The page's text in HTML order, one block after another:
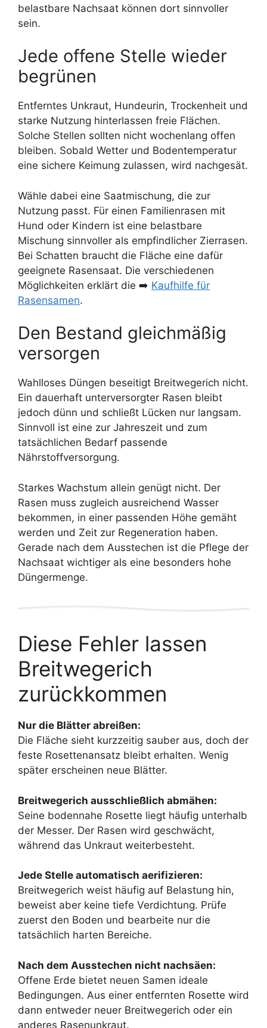
belastbare Nachsaat können dort sinnvoller
sein.
Jede offene Stelle wieder
begrünen
Entferntes Unkraut, Hundeurin, Trockenheit und
starke Nutzung hinterlassen freie Flächen.
Solche Stellen sollten nicht wochenlang offen
bleiben. Sobald Wetter und Bodentemperatur
eine sichere Keimung zulassen, wird nachgesät.
Wähle dabei eine Saatmischung, die zur
Nutzung passt. Für einen Familienrasen mit
Hund oder Kindern ist eine belastbare
Mischung sinnvoller als empfindlicher Zierrasen.
Bei Schatten braucht die Fläche eine dafür
geeignete Rasensaat. Die verschiedenen
Möglichkeiten erklärt die ➡️ Kaufhilfe für
Rasensamen.
Den Bestand gleichmäßig
versorgen
Wahlloses Düngen beseitigt Breitwegerich nicht.
Ein dauerhaft unterversorgter Rasen bleibt
jedoch dünn und schließt Lücken nur langsam.
Sinnvoll ist eine zur Jahreszeit und zum
tatsächlichen Bedarf passende
Nährstoffversorgung.
Starkes Wachstum allein genügt nicht. Der
Rasen muss zugleich ausreichend Wasser
bekommen, in einer passenden Höhe gemäht
werden und Zeit zur Regeneration haben.
Gerade nach dem Ausstechen ist die Pflege der
Nachsaat wichtiger als eine besonders hohe
Düngermenge.
Diese Fehler lassen
Breitwegerich
zurückkommen
Nur die Blätter abreißen:
Die Fläche sieht kurzzeitig sauber aus, doch der
feste Rosettenansatz bleibt erhalten. Wenig
später erscheinen neue Blätter.
Breitwegerich ausschließlich abmähen:
Seine bodennahe Rosette liegt häufig unterhalb
der Messer. Der Rasen wird geschwächt,
während das Unkraut weiterbesteht.
Jede Stelle automatisch aerifizieren:
Breitwegerich weist häufig auf Belastung hin,
beweist aber keine tiefe Verdichtung. Prüfe
zuerst den Boden und bearbeite nur die
tatsächlich harten Bereiche.
Nach dem Ausstechen nicht nachsäen:
Offene Erde bietet neuen Samen ideale
Bedingungen. Aus einer entfernten Rosette wird
dann entweder neuer Breitwegerich oder ein
anderes Rasenunkraut.